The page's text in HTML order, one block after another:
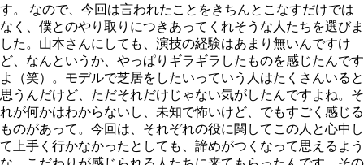
す。 なので、今回は言われたことをきちんとこなすだけでは
なく、僕とのやり取りにつきあってくれそうな人たちを選びま
した。山本さんにしても、演技の経験はあまり無いんですけ
ど、なんというか、やっぱりギラギラしたものを感じたんです
よ（笑）。モデルで芝居をしたいっていう人はたくさんいると
思うんだけど、ただそれだけじゃない気がしたんですよね。そ
れが何かはわからないし、未知で怖いけど、でもすごく感じる
ものがあって。今回は、それぞれの役に関してこの人と心中し
て上手く行かなかったとしても、諦めがつくなって思えるよう